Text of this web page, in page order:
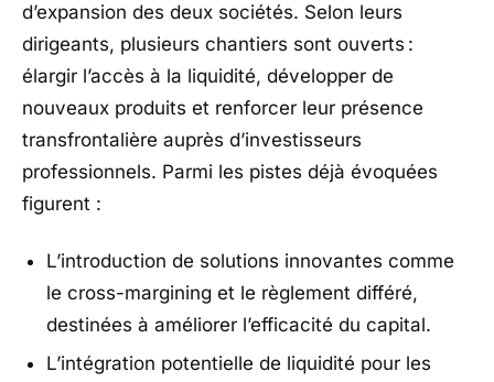
d’expansion des deux sociétés. Selon leurs
dirigeants, plusieurs chantiers sont ouverts :
élargir l’accès à la liquidité, développer de
nouveaux produits et renforcer leur présence
transfrontalière auprès d’investisseurs
professionnels. Parmi les pistes déjà évoquées
figurent :
L’introduction de solutions innovantes comme
le cross-margining et le règlement différé,
destinées à améliorer l’efficacité du capital.
L’intégration potentielle de liquidité pour les